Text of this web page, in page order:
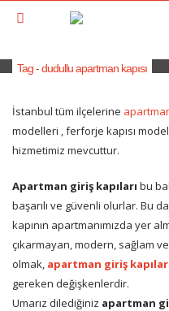
Tag - dudullu apartman kapısı
İstanbul tüm ilçelerine
modelleri , ferforje kapısı
hizmetimiz mevcuttur.
Apartman giriş kapıları bu
başarılı ve güvenli olurlar. Bu
kapının apartmanımızda yer
çıkarmayan, modern, sağlam
olmak, apartman giriş
gereken değişkenlerdir.
Umarız dilediğiniz apartman